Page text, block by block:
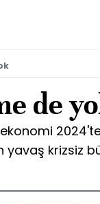
de
yavaş krizsiz